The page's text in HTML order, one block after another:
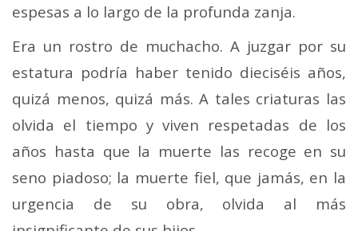
espesas a lo largo de la profunda zanja.
Era un rostro de muchacho. A juzgar por su
estatura po­dría haber tenido dieciséis años,
quizá menos, quizá más. A tales criaturas las
olvida el tiempo y viven respeta­das de los
años hasta que la muerte las recoge en su
seno piadoso; la muerte fiel, que jamás, en la
urgencia de su obra, olvida al más